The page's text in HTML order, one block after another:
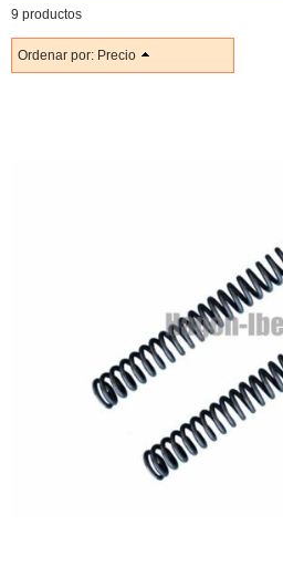
9 productos
Ordenar por: Precio